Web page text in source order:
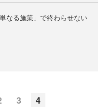
なる施策」で終わらせない
3 4